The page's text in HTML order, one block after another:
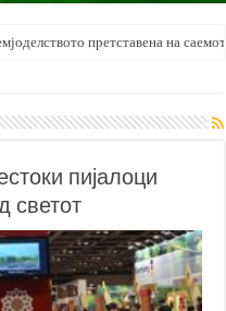
претставена на
пијалоци
светот